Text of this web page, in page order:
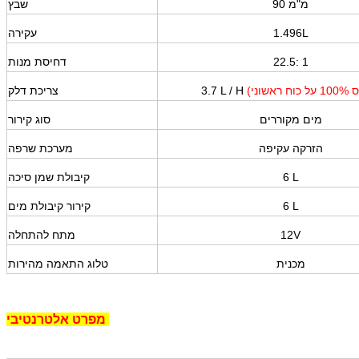
שבץ 90 מ"מ
עקירה 1.496L
דחיסת מנות 22.5: 1
צריכת דלק 3.7 L / H
סוג קירור מים מקוררים
מערכת שרפה הזרקה עקיפה
קיבולת שמן סיכה 6 L
קירור קיבולת מים 6 L
מתח להתחלה 12V
טלוג התאמה מהירות מכנית
מפרט